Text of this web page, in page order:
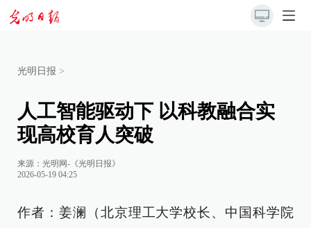
光明日报 >
人工智能驱动下 以科教融合实
现高校育人突破
来源： 光明网-《光明日报》
2026-05-19 04:25
作者：姜澜（北京理工大学校长、中国科学院